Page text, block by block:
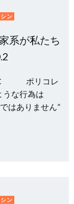
ン
系が私たち
ポリコレ
うな行為は
はありません”
ン